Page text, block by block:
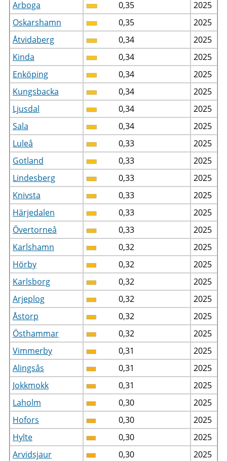
Arboga 0,35
2025
Oskarshamn
0,35
2025
Åtvidaberg
0,34
2025
Kinda
0,34
2025
Enköping
0,34
2025
Kungsbacka
0,34
2025
Ljusdal
0,34
2025
Sala
0,34
2025
Luleå
0,33
2025
Gotland
0,33
2025
Lindesberg
0,33
2025
Knivsta
0,33
2025
Härjedalen
0,33
2025
Övertorneå
0,33
2025
Karlshamn
0,32
2025
Hörby
0,32
2025
Karlsborg
0,32
2025
Arjeplog
0,32
2025
Åstorp
0,32
2025
Östhammar
0,32
2025
Vimmerby
0,31
2025
Alingsås
0,31
2025
Jokkmokk
0,31
2025
Laholm
0,30
2025
Hofors
0,30
2025
Hylte
0,30
2025
Arvidsjaur
0,30
2025